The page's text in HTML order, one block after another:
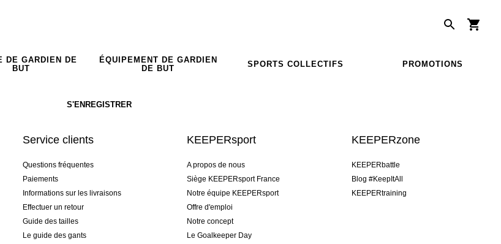
DE GARDIEN DE
BUT
ÉQUIPEMENT DE GARDIEN
DE BUT
SPORTS COLLECTIFS PROMOTIONS
Service clients
Questions fréquentes
Paiements
Informations sur les livraisons
Effectuer un retour
Guide des tailles
Le guide des gants
KEEPERsport
A propos de nous
Siège KEEPERsport France
Notre équipe KEEPERsport
Offre d'emploi
Notre concept
Le Goalkeeper Day
KEEPERzone
KEEPERbattle
Blog #KeepItAll
KEEPERtraining